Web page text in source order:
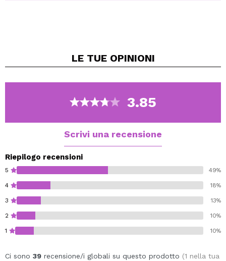
LE TUE OPINIONI
3.85
Scrivi una recensione
Riepilogo recensioni
5 49%
4 18%
3 13%
2 10%
1 10%
Ci sono 39 recensione/i globali su questo prodotto (1 nella tua